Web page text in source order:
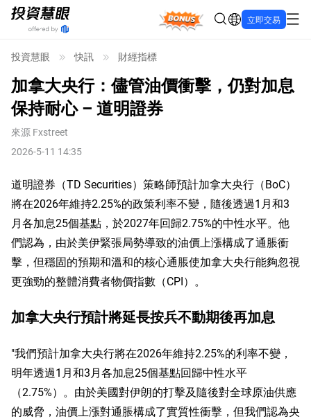
Bonus 立即交易
投資慧眼 快訊 財經指標
加拿大央行：儘管油價衝擊，仍對加息
保持耐心 – 道明證券
來源 Fxstreet
2026-5-11 14:35
道明證券（TD Securities）策略師預計加拿大央行（BoC）
將在2026年維持2.25%的政策利率不變，隨後透過1月和3
月各加息25個基點，於2027年回歸2.75%的中性水平。他
們認為，由於美伊緊張局勢導致的油價上漲構成了通脹衝
擊，但穩固的預期和溫和的核心通脹使加拿大央行能夠忽視
更強勁的整體消費者物價指數（CPI）。
加拿大央行預計將延長按兵不動期後再加息
"我們預計加拿大央行將在2026年維持2.25%的利率不變，
明年透過1月和3月各加息25個基點回歸中性水平
（2.75%）。由於美國對伊朗的打擊及隨後對全球原油供應
的威脅，油價上漲對通脹構成了實質性衝擊，但我們認為央